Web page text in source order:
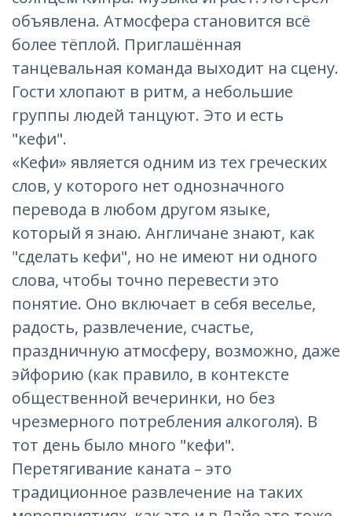
объявлена. Атмосфера становится всё
более тёплой. Приглашённая
танцевальная команда выходит на сцену.
Гости хлопают в ритм, а небольшие
группы людей танцуют. Это и есть
"кефи".
«Кефи» является одним из тех греческих
слов, у которого нет однозначного
перевода в любом другом языке,
который я знаю. Англичане знают, как
"сделать кефи", но не имеют ни одного
слова, чтобы точно перевести это
понятие. Оно включает в себя веселье,
радость, развлечение, счастье,
праздничную атмосферу, возможно, даже
эйфорию (как правило, в контексте
общественной вечеринки, но без
чрезмерного потребления алкоголя). В
тот день было много "кефи".
Перетягивание каната – это
традиционное развлечение на таких